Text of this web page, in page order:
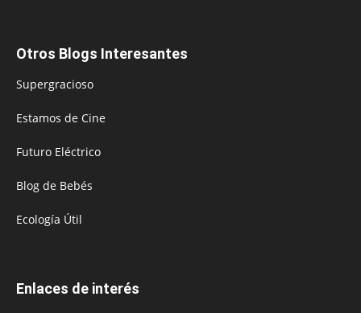
Otros Blogs Interesantes
Supergracioso
Estamos de Cine
Futuro Eléctrico
Blog de Bebés
Ecología Útil
Enlaces de interés